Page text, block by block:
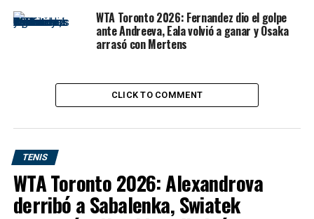
WTA Toronto 2026: Fernandez dio el golpe
ante Andreeva, Eala volvió a ganar y Osaka
arrasó con Mertens
CLICK TO COMMENT
TENIS
WTA Toronto 2026: Alexandrova
derribó a Sabalenka, Swiatek